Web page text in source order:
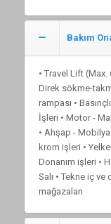
Bakım
• Travel Lift
Direk sökme-
rampası •
İşleri • Motor -
• Ahşap -
krom işleri •
Donanım işleri •
Salı • Tekne iç
mağazaları